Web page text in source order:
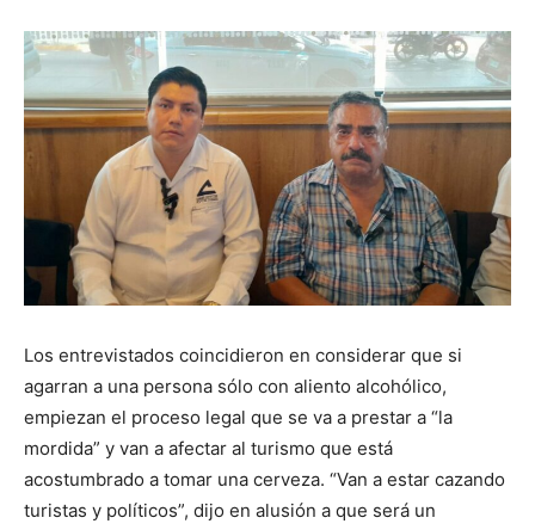
Los entrevistados coincidieron en considerar que si
agarran a una persona sólo con aliento alcohólico,
empiezan el proceso legal que se va a prestar a “la
mordida” y van a afectar al turismo que está
acostumbrado a tomar una cerveza. “Van a estar cazando
turistas y políticos”, dijo en alusión a que será un